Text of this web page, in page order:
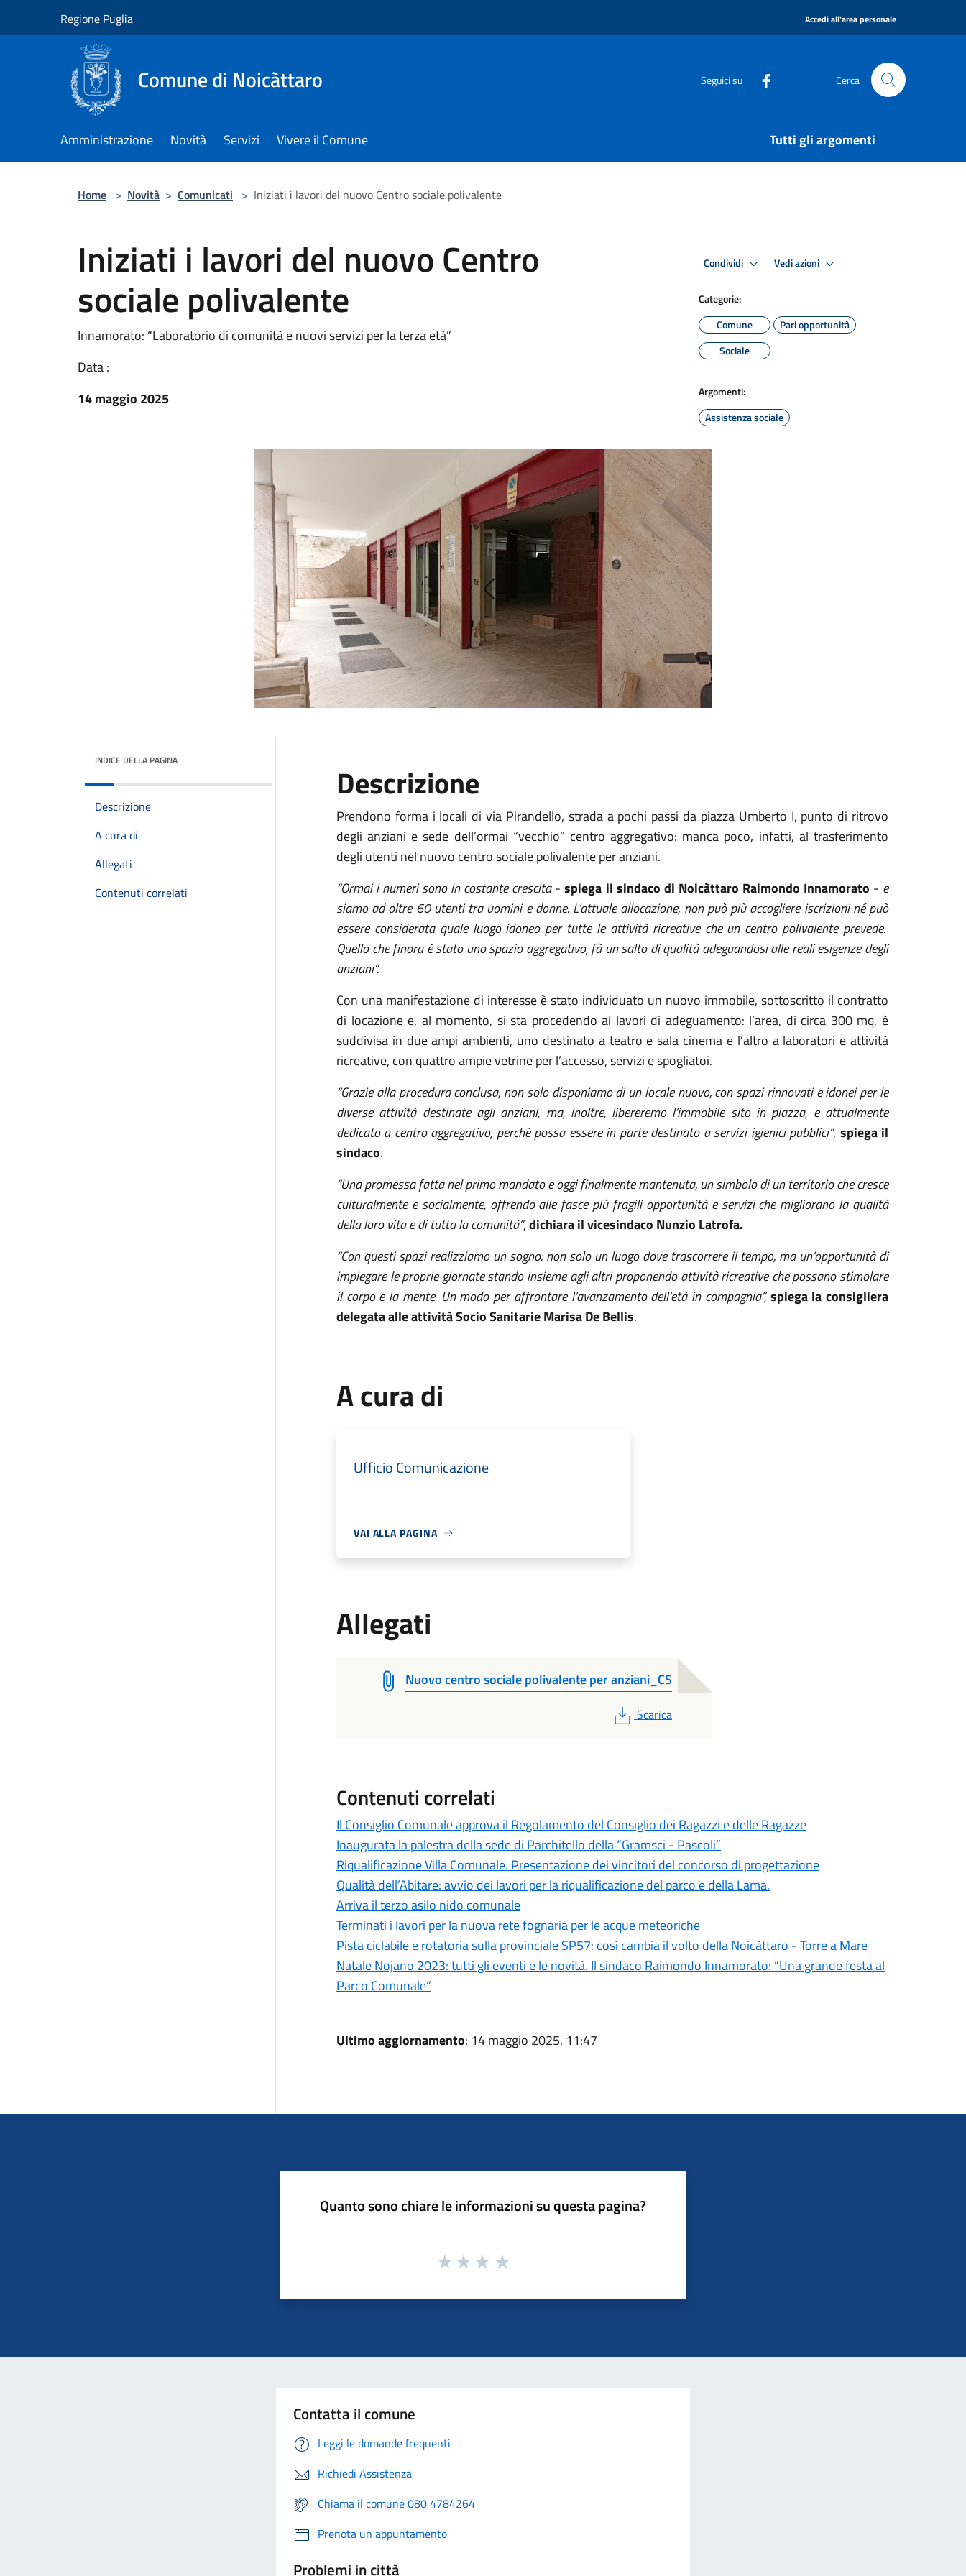
Regione Puglia Accedi all'area personale
Comune di Noicàttaro Seguici su Cerca
Amministrazione Novità Servizi Vivere il Comune Tutti gli argomenti
Home > Novità > Comunicati > Iniziati i lavori del nuovo Centro sociale polivalente
Iniziati i lavori del nuovo Centro
sociale polivalente
Innamorato: “Laboratorio di comunità e nuovi servizi per la terza età”
Data :
14 maggio 2025
Condividi Vedi azioni
Categorie:
Comune
Pari opportunità
Sociale
Argomenti:
Assistenza sociale
INDICE DELLA PAGINA
Descrizione
A cura di
Allegati
Contenuti correlati
Descrizione
Prendono forma i locali di via Pirandello, strada a pochi passi da piazza Umberto I, punto di ritrovo
degli anziani e sede dell’ormai “vecchio” centro aggregativo: manca poco, infatti, al trasferimento
degli utenti nel nuovo centro sociale polivalente per anziani.
“Ormai i numeri sono in costante crescita-spiega il sindaco di Noicàttaro Raimondo Innamorato - e
siamo ad oltre 60 utenti tra uomini e donne. L’attuale allocazione, non può più accogliere iscrizioni né può
essere considerata quale luogo idoneo per tutte le attività ricreative che un centro polivalente prevede.
Quello che finora è stato uno spazio aggregativo, fà un salto di qualità adeguandosi alle reali esigenze degli
anziani”.
Con una manifestazione di interesse è stato individuato un nuovo immobile, sottoscritto il contratto
di locazione e, al momento, si sta procedendo ai lavori di adeguamento: l’area, di circa 300 mq, è
suddivisa in due ampi ambienti, uno destinato a teatro e sala cinema e l’altro a laboratori e attività
ricreative, con quattro ampie vetrine per l’accesso, servizi e spogliatoi.
“Grazie alla procedura conclusa, non solo disponiamo di un locale nuovo, con spazi rinnovati e idonei per le
diverse attività destinate agli anziani, ma, inoltre, libereremo l’immobile sito in piazza, e attualmente
dedicato a centro aggregativo, perchè possa essere in parte destinato a servizi igienici pubblici”, spiega il
sindaco.
“Una promessa fatta nel primo mandato e oggi finalmente mantenuta, un simbolo di un territorio che cresce
culturalmente e socialmente, offrendo alle fasce più fragili opportunità e servizi che migliorano la qualità
della loro vita e di tutta la comunità”,dichiara il vicesindaco Nunzio Latrofa.
“Con questi spazi realizziamo un sogno: non solo un luogo dove trascorrere il tempo, ma un’opportunità di
impiegare le proprie giornate stando insieme agli altri proponendo attività ricreative che possano stimolare
il corpo e la mente. Un modo per affrontare l’avanzamento dell’età in compagnia”, spiega la consigliera
delegata alle attività Socio Sanitarie Marisa De Bellis.
A cura di
Ufficio Comunicazione
VAI ALLA PAGINA
Allegati
Nuovo centro sociale polivalente per anziani_CS
PDF
Scarica
Contenuti correlati
Il Consiglio Comunale approva il Regolamento del Consiglio dei Ragazzi e delle Ragazze
Inaugurata la palestra della sede di Parchitello della “Gramsci - Pascoli”
Riqualificazione Villa Comunale. Presentazione dei vincitori del concorso di progettazione
Qualità dell’Abitare: avvio dei lavori per la riqualificazione del parco e della Lama.
Arriva il terzo asilo nido comunale
Terminati i lavori per la nuova rete fognaria per le acque meteoriche
Pista ciclabile e rotatoria sulla provinciale SP57: così cambia il volto della Noicàttaro - Torre a Mare
Natale Nojano 2023: tutti gli eventi e le novità. Il sindaco Raimondo Innamorato: “Una grande festa al
Parco Comunale”
Ultimo aggiornamento: 14 maggio 2025, 11:47
Quanto sono chiare le informazioni su questa pagina?
Contatta il comune
Leggi le domande frequenti
Richiedi Assistenza
Chiama il comune 080 4784264
Prenota un appuntamento
Problemi in città